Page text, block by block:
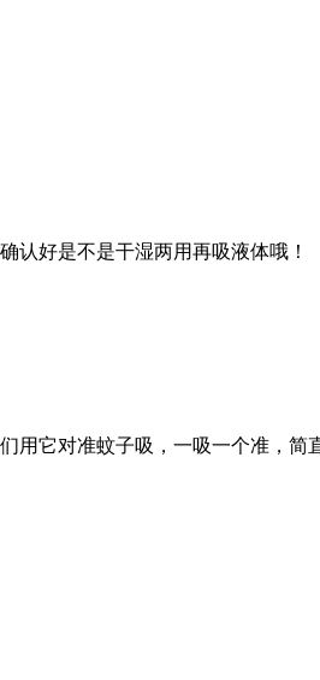
认好是不是干湿两用再吸液体哦！
它对准蚊子吸，一吸一个准，简